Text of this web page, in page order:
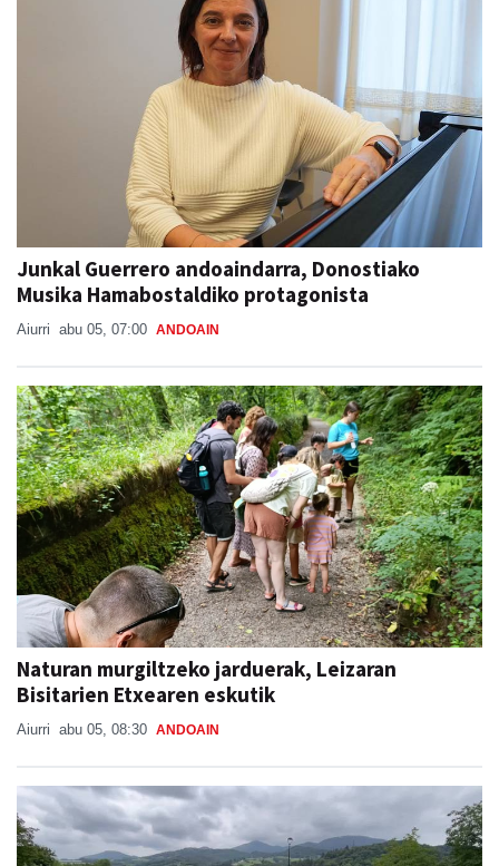
Junkal Guerrero andoaindarra, Donostiako
Musika Hamabostaldiko protagonista
Aiurri abu 05, 07:00 ANDOAIN
Naturan murgiltzeko jarduerak, Leizaran
Bisitarien Etxearen eskutik
Aiurri abu 05, 08:30 ANDOAIN